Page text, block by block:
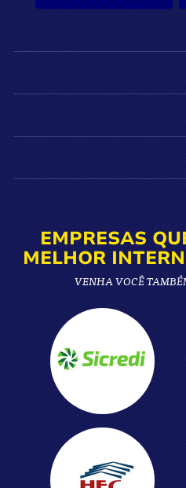
EMPRESAS
MELHOR
VENHA VOCÊ